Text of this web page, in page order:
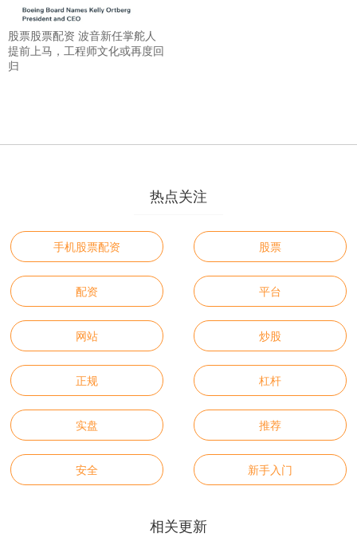
股票股票配资 波音新任掌舵人
提前上马，工程师文化或再度回
归
热点关注
手机股票配资 股票
配资 平台
网站 炒股
正规 杠杆
实盘 推荐
安全 新手入门
相关更新